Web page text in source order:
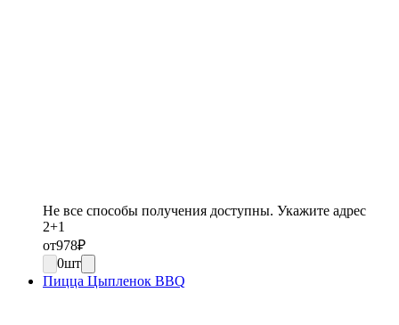
Не все способы получения доступны. Укажите адрес
2+1
от978₽
0шт
Пицца Цыпленок BBQ